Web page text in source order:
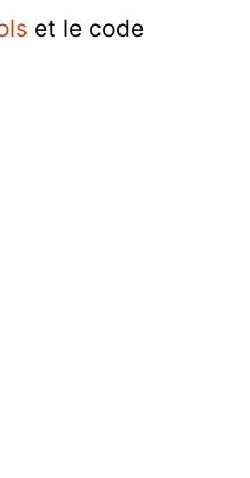
et le code